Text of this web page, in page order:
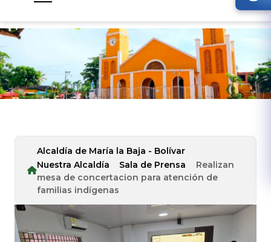
Alcaldía de María la Baja - Bolívar
Nuestra Alcaldía
Sala de Prensa
Realizan
mesa de concertacion para atención de
familias indígenas